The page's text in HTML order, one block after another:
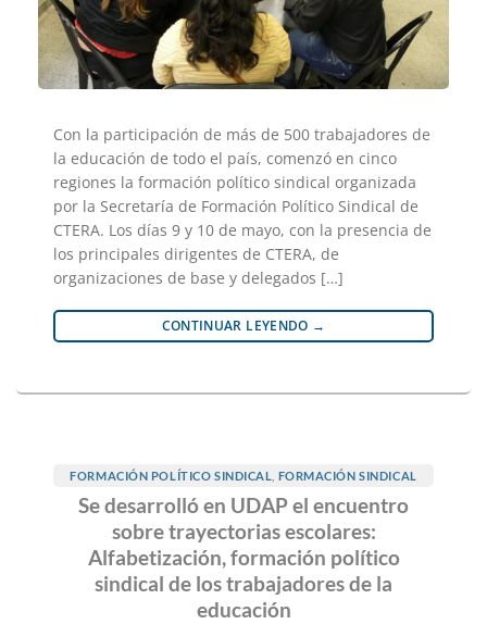
Con la participación de más de 500 trabajadores de
la educación de todo el país, comenzó en cinco
regiones la formación político sindical organizada
por la Secretaría de Formación Político Sindical de
CTERA. Los días 9 y 10 de mayo, con la presencia de
los principales dirigentes de CTERA, de
organizaciones de base y delegados […]
CONTINUAR LEYENDO →
FORMACIÓN POLÍTICO SINDICAL FORMACIÓN SINDICAL
Se desarrolló en UDAP el encuentro
sobre trayectorias escolares:
Alfabetización, formación político
sindical de los trabajadores de la
educación